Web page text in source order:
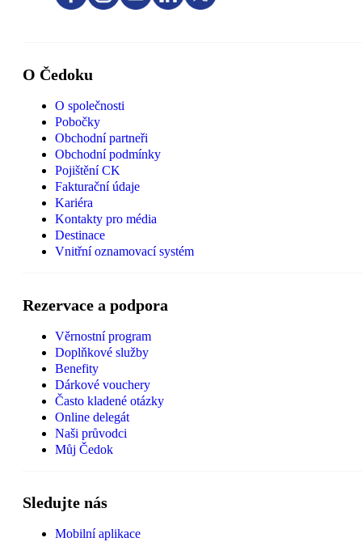
O Čedoku
O společnosti
Pobočky
Obchodní partneři
Obchodní podmínky
Pojištění CK
Fakturační údaje
Kariéra
Kontakty pro média
Destinace
Vnitřní oznamovací systém
Rezervace a podpora
Věrnostní program
Doplňkové služby
Benefity
Dárkové vouchery
Často kladené otázky
Online delegát
Naši průvodci
Můj Čedok
Sledujte nás
Mobilní aplikace